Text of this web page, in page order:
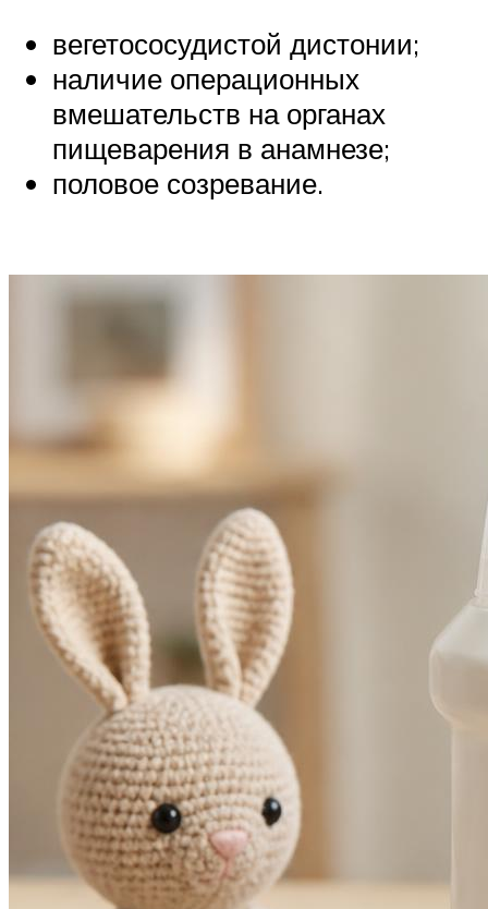
вегетососудистой дистонии;
наличие операционных
вмешательств на органах
пищеварения в анамнезе;
половое созревание.